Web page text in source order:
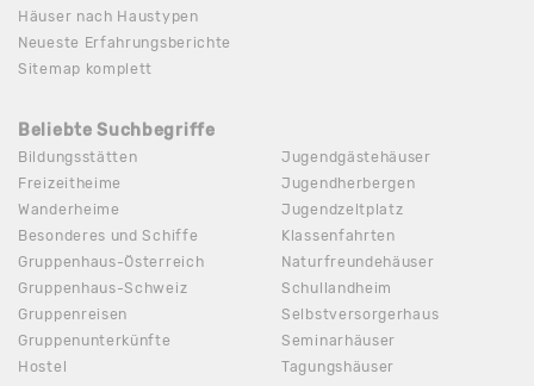
Häuser nach Haustypen
Neueste Erfahrungsberichte
Sitemap komplett
Beliebte Suchbegriffe
Bildungsstätten
Freizeitheime
Wanderheime
Besonderes und Schiffe
Gruppenhaus-Österreich
Gruppenhaus-Schweiz
Gruppenreisen
Gruppenunterkünfte
Hostel
Jugendgästehäuser
Jugendherbergen
Jugendzeltplatz
Klassenfahrten
Naturfreundehäuser
Schullandheim
Selbstversorgerhaus
Seminarhäuser
Tagungshäuser